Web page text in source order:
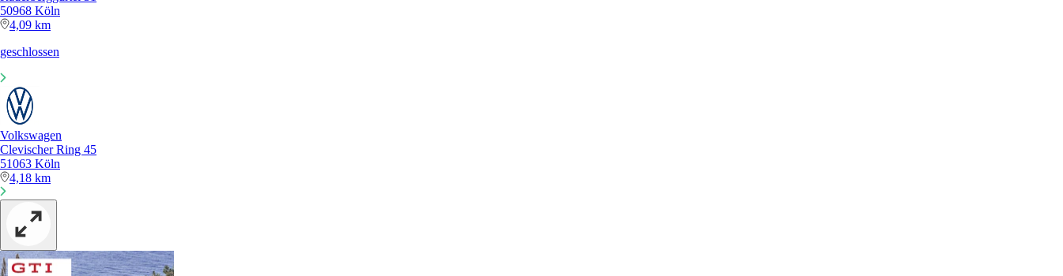
50968 Köln
4,09 km
geschlossen
Volkswagen
Clevischer Ring 45
51063 Köln
4,18 km